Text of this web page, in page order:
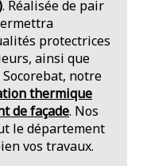
. Réalisée de pair
protectrices
ainsi que
notre
thermique
de façade. Nos
le département
vos travaux.